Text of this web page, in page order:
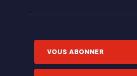
VOUS ABONNER